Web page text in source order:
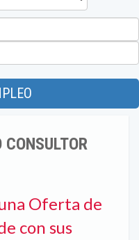
CONSULTOR
Oferta de
con sus